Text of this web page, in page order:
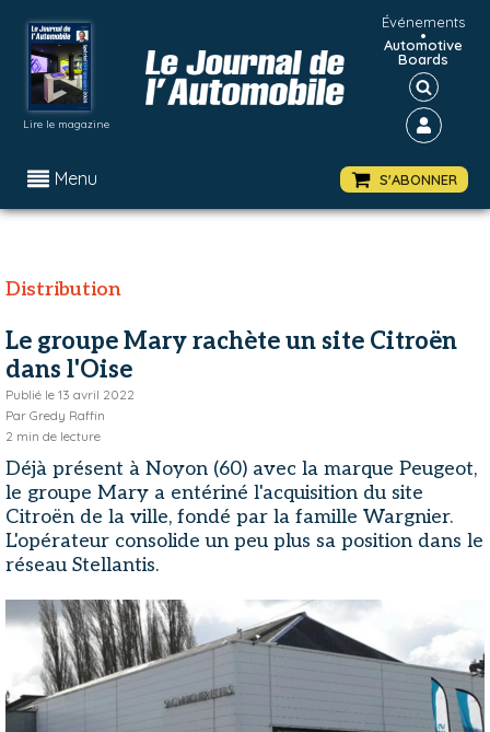
Lire le magazine
Événements
•
Automotive
Boards
Menu S'ABONNER
Distribution
Le groupe Mary rachète un site Citroën
dans l'Oise
Publié le 13 avril 2022
Par Gredy Raffin
2 min de lecture
Déjà présent à Noyon (60) avec la marque Peugeot,
le groupe Mary a entériné l'acquisition du site
Citroën de la ville, fondé par la famille Wargnier.
L'opérateur consolide un peu plus sa position dans le
réseau Stellantis.